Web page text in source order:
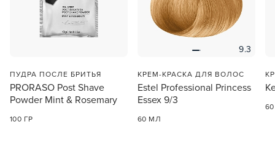
ПУДРА ПОСЛЕ БРИТЬЯ
PRORASO Post Shave
Powder Mint & Rosemary
100 ГР
9.3
КРЕМ-КРАСКА ДЛЯ ВОЛОС
Estel Professional Princess
Essex 9/3
60 МЛ
УСТАНОВИТЬ ИЗ GOOGLE PLAY